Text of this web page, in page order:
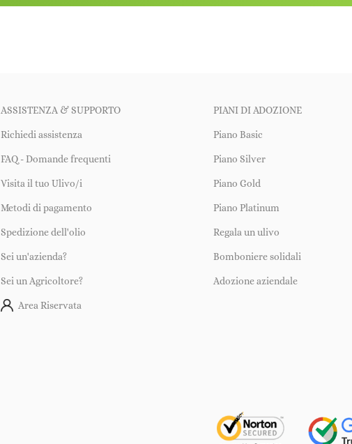
ASSISTENZA & SUPPORTO
Richiedi assistenza
FAQ - Domande frequenti
Visita il tuo Ulivo/i
Metodi di pagamento
Spedizione dell'olio
Sei un'azienda?
Sei un Agricoltore?
Area Riservata
PIANI DI ADOZIONE
Piano Basic
Piano Silver
Piano Gold
Piano Platinum
Regala un ulivo
Bomboniere solidali
Adozione aziendale